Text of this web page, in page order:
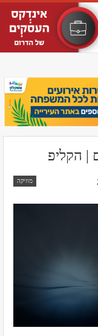
| הקליפ
מוזיקה